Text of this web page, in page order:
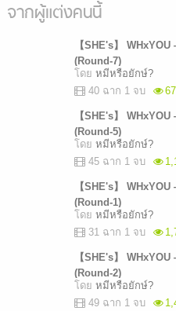
จากผู้แต่งคนนี้
【SHE's】
(Round-7)
โดย หมีหรือยักษ์?
40 ฉาก 1 จบ
【SHE's】
(Round-5)
โดย หมีหรือยักษ์?
45 ฉาก 1 จบ
【SHE's】
(Round-1)
โดย หมีหรือยักษ์?
31 ฉาก 1 จบ
【SHE's】
(Round-2)
โดย หมีหรือยักษ์?
49 ฉาก 1 จบ